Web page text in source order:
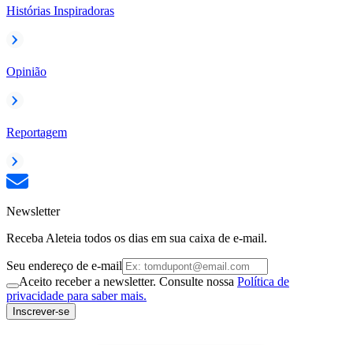
Histórias Inspiradoras
Opinião
Reportagem
Newsletter
Receba Aleteia todos os dias em sua caixa de e-mail.
Seu endereço de e-mail
Aceito receber a newsletter. Consulte nossa Política de
privacidade para saber mais.
Inscrever-se